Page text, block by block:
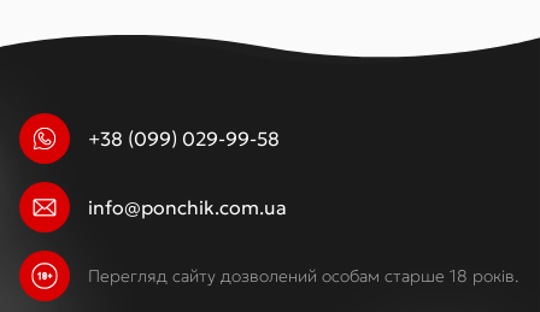
+38 (099) 029-99-58
info@ponchik.com.ua
Перегляд сайту дозволений особам старше 18 років.